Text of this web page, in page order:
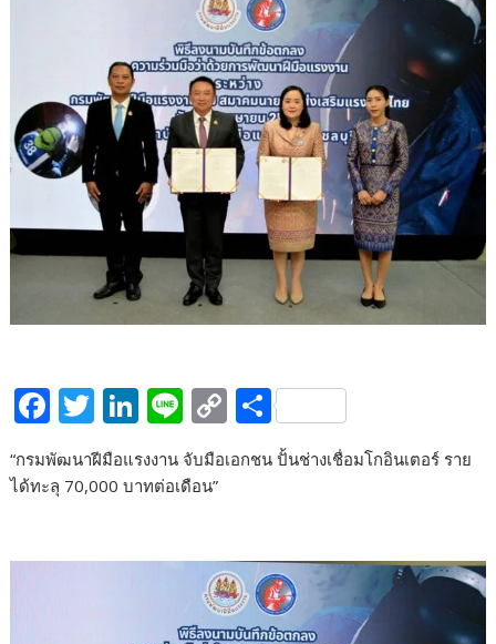
F
ac
e
b
T
w
itt
Li
k
Li
n
e
C
p
n
k
S
h
ar
“กรมพัฒนาฝีมือแรงงาน จับมือเอกชน ปั้นช่างเชื่อมโกอินเตอร์ ราย
ได้ทะลุ 70,000 บาทต่อเดือน”